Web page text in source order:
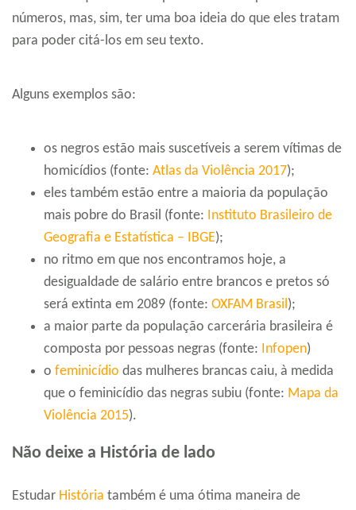
números, mas, sim, ter uma boa ideia do que eles tratam
para poder citá-los em seu texto.
Alguns exemplos são:
os negros estão mais suscetíveis a serem vítimas de
homicídios (fonte: Atlas da Violência 2017);
eles também estão entre a maioria da população
mais pobre do Brasil (fonte: Instituto Brasileiro de
Geografia e Estatística – IBGE);
no ritmo em que nos encontramos hoje, a
desigualdade de salário entre brancos e pretos só
será extinta em 2089 (fonte: OXFAM Brasil);
a maior parte da população carcerária brasileira é
composta por pessoas negras (fonte: Infopen)
o feminicídio das mulheres brancas caiu, à medida
que o feminicídio das negras subiu (fonte: Mapa da
Violência 2015).
Não deixe a História de lado
Estudar História também é uma ótima maneira de